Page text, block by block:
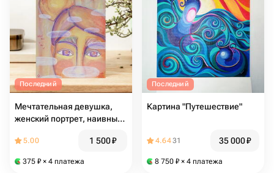
Последний
Мечтательная девушка,
женский портрет, наивный
солнце, птицы, чайки,
ловец снов
5.00 1 500₽
375 ₽ × 4 платежа
Последний
Картина "Путешествие"
4.6431 35 000₽
8 750 ₽ × 4 платежа